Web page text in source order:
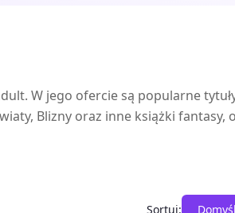
W jego ofercie są popularne
Blizny oraz inne książki fantasy,
Sortuj: